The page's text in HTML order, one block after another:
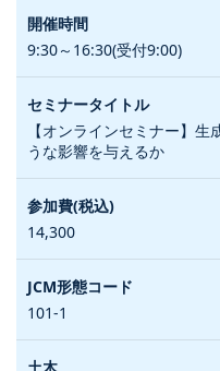
9:30～16:30(受付9:00)
【オンラインセミナー】
うな影響を与えるか
14,300
101-1